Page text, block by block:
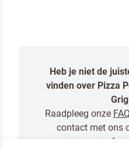
Heb je niet de
vinden over Pizza
Raadpleeg onze
contact met ons